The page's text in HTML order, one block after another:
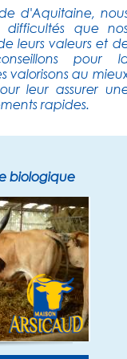
d'Aquitaine,
difficultés que
leurs valeurs et
pour
valorisons au
leur assurer
rapides.
biologique